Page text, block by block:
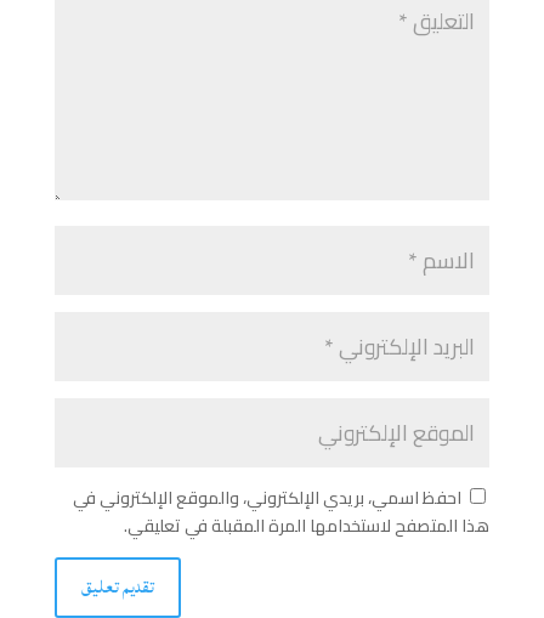
احفظ اسمي، بريدي الإلكتروني، والموقع الإلكتروني في
هذا المتصفح لاستخدامها المرة المقبلة في تعليقي.